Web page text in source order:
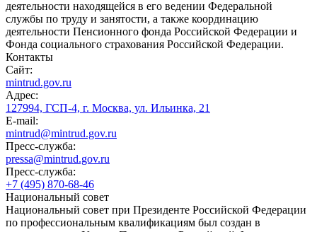
деятельности находящейся в его ведении Федеральной
службы по труду и занятости, а также координацию
деятельности Пенсионного фонда Российской Федерации и
Фонда социального страхования Российской Федерации.
Контакты
Сайт:
mintrud.gov.ru
Адрес:
127994, ГСП-4, г. Москва, ул. Ильинка, 21
E-mail:
mintrud@mintrud.gov.ru
Пресс-служба:
pressa@mintrud.gov.ru
Пресс-служба:
+7 (495) 870-68-46
Национальный совет
Национальный совет при Президенте Российской Федерации
по профессиональным квалификациям был создан в